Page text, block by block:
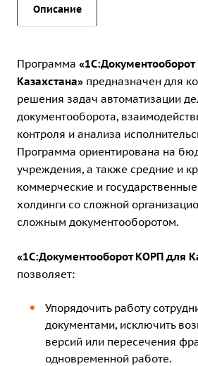
Описание
Программа
Казахстана» предназначен для
решения задач автоматизации
документооборота,
контроля и анализа
Программа ориентирована на
учреждения, а также средние и
коммерческие и
холдинги со сложной
сложным документооборотом.
«1С:Документооборот КОРП для
позволяет:
Упорядочить работу
документами, исключить
версий или пересечения
одновременной работе.